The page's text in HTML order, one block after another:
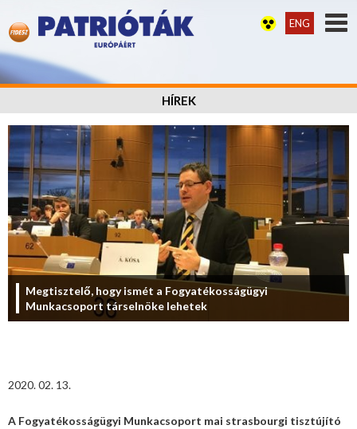
ENG
HÍREK
Megtisztelő, hogy ismét a Fogyatékosságügyi
Munkacsoport társelnöke lehetek
2020. 02. 13.
A Fogyatékosságügyi Munkacsoport mai strasbourgi tisztújító